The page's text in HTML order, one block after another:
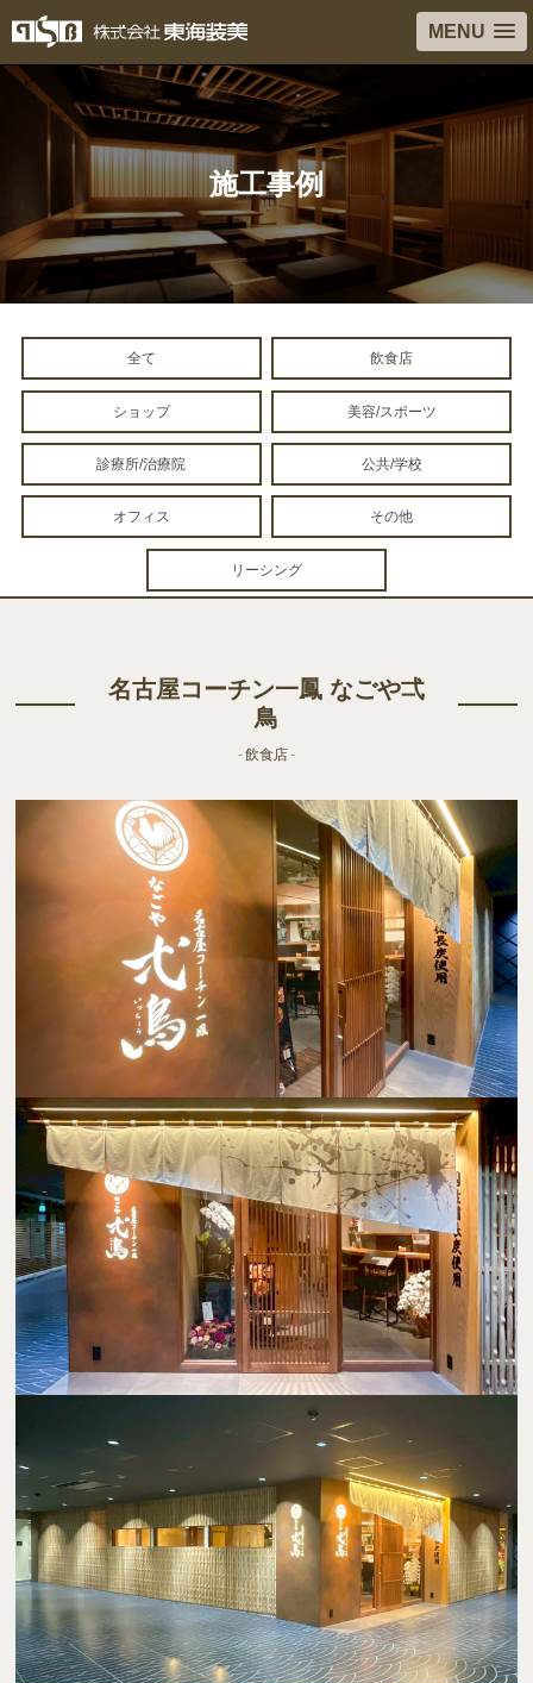
MENU
施工事例
全て 飲食店
ショップ 美容/スポーツ
診療所/治療院 公共/学校
オフィス その他
リーシング
名古屋コーチン一鳳 なごや弌
鳥
- 飲食店 -